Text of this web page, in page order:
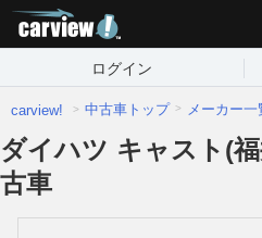
ログイン
carview! 中古車トップ メーカー一
ダイハツ キャスト(
古車